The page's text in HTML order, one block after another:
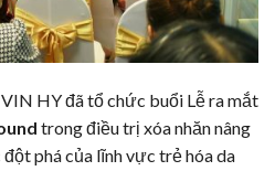
HY đã tổ chức buổi Lễ ra mắt
trong điều trị xóa nhănnâng
phá của lĩnh vực trẻ hóa da